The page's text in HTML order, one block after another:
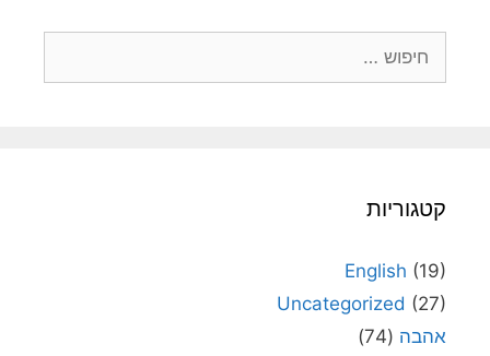
קטגוריות
English (19)
Uncategorized (27)
אהבה (74)